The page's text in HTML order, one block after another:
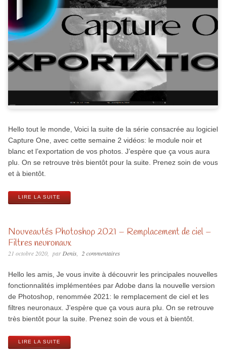
Hello tout le monde, Voici la suite de la série consacrée au logiciel
Capture One, avec cette semaine 2 vidéos: le module noir et
blanc et l’exportation de vos photos. J’espère que ça vous aura
plu. On se retrouve très bientôt pour la suite. Prenez soin de vous
et à bientôt.
LIRE LA SUITE
Nouveautés Photoshop 2021 – Remplacement de ciel –
Filtres neuronaux
21 octobre 2020 par Denis 2 commentaires
Hello les amis, Je vous invite à découvrir les principales nouvelles
fonctionnalités implémentées par Adobe dans la nouvelle version
de Photoshop, renommée 2021: le remplacement de ciel et les
filtres neuronaux. J’espère que ça vous aura plu. On se retrouve
très bientôt pour la suite. Prenez soin de vous et à bientôt.
LIRE LA SUITE